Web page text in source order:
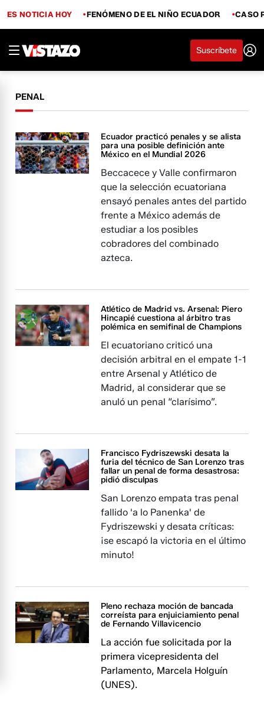
ES NOTICIA HOY FENÓMENO DE EL NIÑO ECUADOR CASO
Suscríbete
PENAL
Ecuador practicó penales y se alista
para una posible definición ante
México en el Mundial 2026
Beccacece y Valle confirmaron
que la selección ecuatoriana
ensayó penales antes del partido
frente a México además de
estudiar a los posibles
cobradores del combinado
azteca.
Atlético de Madrid vs. Arsenal: Piero
Hincapié cuestiona al árbitro tras
polémica en semifinal de Champions
El ecuatoriano criticó una
decisión arbitral en el empate 1-1
entre Arsenal y Atlético de
Madrid, al considerar que se
anuló un penal “clarísimo”.
Francisco Fydriszewski desata la
furia del técnico de San Lorenzo tras
fallar un penal de forma desastrosa:
pidió disculpas
San Lorenzo empata tras penal
fallido 'a lo Panenka' de
Fydriszewski y desata críticas:
¡se escapó la victoria en el último
minuto!
Pleno rechaza moción de bancada
correísta para enjuiciamiento penal
de Fernando Villavicencio
La acción fue solicitada por la
primera vicepresidenta del
Parlamento, Marcela Holguín
(UNES).